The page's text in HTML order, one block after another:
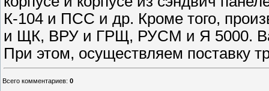
К-104 и ПСС и др. Кроме того,
и ЩК, ВРУ и ГРЩ, РУСМ и Я 5000.
При этом, осуществляем поставку
Всего комментариев: 0